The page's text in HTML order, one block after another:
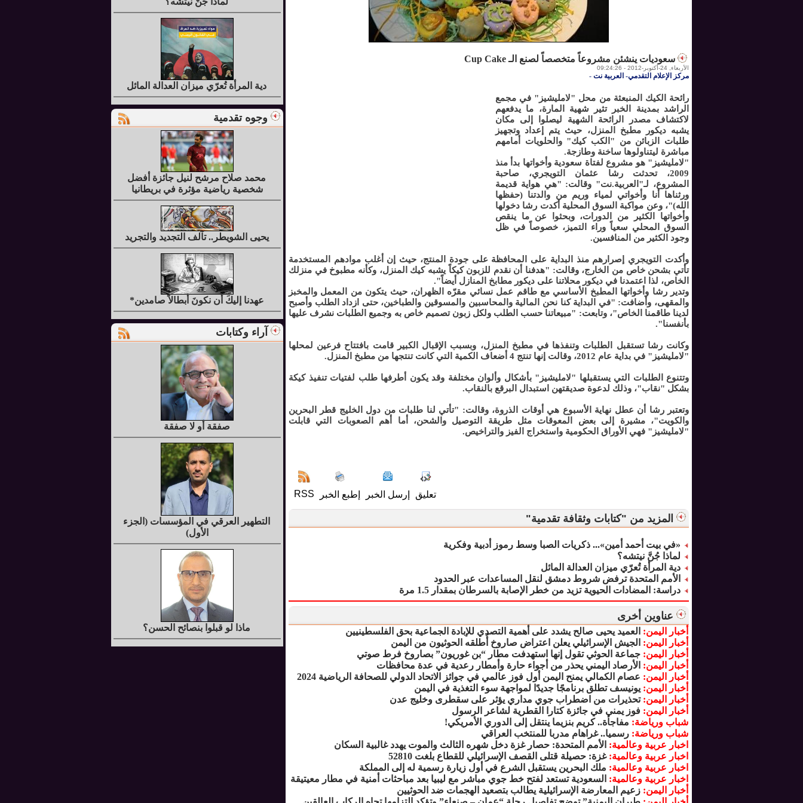
سعوديات ينشئن مشروعاً متخصصاً لصنع الـ Cup Cake
الأربعاء, 24-أكتوبر-2012 - 09:24:26
مركز الإعلام التقدمي- العربية نت -
رائحة الكيك المنبعثة من محل "لامليشيز" في مجمع
الراشد بمدينة الخبر تثير شهية المارة، ما يدفعهم
لاكتشاف مصدر الرائحة الشهية ليصلوا إلى مكان
يشبه ديكور مطبخ المنزل، حيث يتم إعداد وتجهيز
طلبات الزبائن من "الكب كيك" والحلويات أمامهم
مباشرة ليتناولوها ساخنة وطازجة.
"لامليشيز" هو مشروع لفتاة سعودية وأخواتها بدأ منذ
2009، تحدثت رشا عثمان التويجري، صاحبة
المشروع، لـ"العربية.نت" وقالت: "هي هواية قديمة
ورثناها أنا وأخواتي لمياء وريم من والدتنا (حفظها
الله)"، وعن مواكبة السوق المحلية أكدت رشا دخولها
وأخواتها الكثير من الدورات، وبحثوا عن ما ينقص
السوق المحلي سعياً وراء التميز، خصوصاً في ظل
وجود الكثير من المنافسين.
وأكدت التويجري إصرارهم منذ البداية على المحافظة على جودة المنتج، حيث إن أغلب موادهم المستخدمة
تأتي بشحن خاص من الخارج، وقالت: "هدفنا أن نقدم للزبون كيكاً يشبه كيك المنزل، وكأنه مطبوخ في منزلك
الخاص، لذا اعتمدنا في ديكور محلاتنا على ديكور مطابخ المنازل أيضاً".
وتدير رشا وأخواتها المطبخ الأساسي مع طاقم عمل نسائي مقرّه الظهران، حيث يتكون من المعمل والمخبز
والمقهى، وأضافت: "في البداية كنا نحن المالية والمحاسبين والمسوقين والطباخين، حتى ازداد الطلب وأصبح
لدينا طاقمنا الخاص"، وتابعت: "مبيعاتنا حسب الطلب ولكل زبون تصميم خاص به وجميع الطلبات نشرف عليها
بأنفسنا".
وكانت رشا تستقبل الطلبات وتنفذها في مطبخ المنزل، وبسبب الإقبال الكبير قامت بافتتاح فرعين لمحلها
"لامليشيز" في بداية عام 2012، وقالت إنها تنتج 4 أضعاف الكمية التي كانت تنتجها من مطبخ المنزل.
وتتنوع الطلبات التي يستقبلها "لامليشيز" بأشكال وألوان مختلفة وقد يكون أطرفها طلب لفتيات تنفيذ كيكة
بشكل "نقاب"، وذلك لدعوة صديقتهن استبدال البرقع بالنقاب.
وتعتبر رشا أن عطل نهاية الأسبوع هي أوقات الذروة، وقالت: "تأتي لنا طلبات من دول الخليج قطر البحرين
والكويت"، مشيرة إلى بعض المعوقات مثل طريقة التوصيل والشحن، أما أهم الصعوبات التي قابلت
"لامليشيز" فهي الأوراق الحكومية واستخراج الفيز والتراخيص.
تعليق إرسل الخبر إطبع الخبر RSS
المزيد من "كتابات وثقافة تقدمية"
«في بيت أحمد أمين»... ذكريات الصبا وسط رموز أدبية وفكرية
لماذا جُنَّ نيتشه؟
دية المرأة تُعرّي ميزان العدالة المائل
الأمم المتحدة ترفض شروط دمشق لنقل المساعدات عبر الحدود
دراسة: المضادات الحيوية تزيد من خطر الإصابة بالسرطان بمقدار 1.5 مرة
عناوين أخرى
أخبار اليمن: العميد يحيى صالح يشدد على أهمية التصدي للإبادة الجماعية بحق الفلسطينيين
أخبار اليمن: الجيش الإسرائيلي يعلن اعتراض صاروخ أُطلقه الحوثيون من اليمن
أخبار اليمن:جماعة الحوثي تقول إنها استهدفت مطار “بن غوريون” بصاروخ فرط صوتي
أخبار اليمن: الأرصاد اليمني يحذر من أجواء حارة وأمطار رعدية في عدة محافظات
أخبار اليمن: عصام الكمالي يمنح اليمن أول فوز عالمي في جوائز الاتحاد الدولي للصحافة الرياضية 2024
أخبار اليمن:يونيسف تطلق برنامجًا جديدًا لمواجهة سوء التغذية في اليمن
أخبار اليمن:تحذيرات من اضطراب جوي مداري يؤثر على سقطرى وخليج عدن
أخبار اليمن:فوز يمني في جائزة كتارا القطرية لشاعر الرسول
شباب ورياضة: مفاجأة.. كريم بنزيما ينتقل إلى الدوري الأمريكي!
شباب ورياضة:رسميا.. غراهام مدربا للمنتخب العراقي
اخبار عربية وعالمية: الأمم المتحدة: حصار غزة دخل شهره الثالث والموت يهدد غالبية السكان
اخبار عربية وعالمية:غزة: حصيلة قتلى القصف الإسرائيلي للقطاع بلغت 52810
اخبار عربية وعالمية: ملك البحرين يستقبل الشرع في أول زيارة رسمية له إلى المملكة
اخبار عربية وعالمية: السعودية تستعد لفتح خط جوي مباشر مع ليبيا بعد مباحثات أمنية في مطار معيتيقة
أخبار اليمن:زعيم المعارضة الإسرائيلية يطالب بتصعيد الهجمات ضد الحوثيين
دية المرأة تُعرّي ميزان العدالة المائل
وجوه تقدمية
محمد صلاح مرشح لنيل جائزة أفضل
شخصية رياضية مؤثرة في بريطانيا
يحيى الشويطر.. تآلف التجديد والتجريد
عهدنا إليكَ أن نكونَ أبطالاً صامدين*
آراء وكتابات
صفقة أو لا صفقة
التطهير العرقي في المؤسسات (الجزء
الأول)
ماذا لو قبلوا بنصائح الحسن؟